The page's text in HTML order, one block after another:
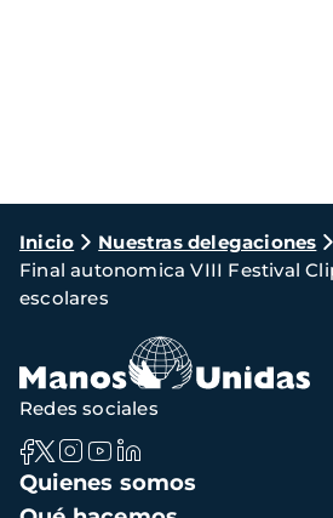
Ruta
de
navegación
Inicio Nuestras delegaciones
Final autonomica VIII Festival
escolares
Navegación
principal
Quienes somos
Redes sociales